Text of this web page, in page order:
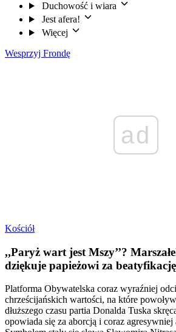
Duchowość i wiara
Jest afera!
Więcej
Wesprzyj Frondę
ad
Kościół
,,Paryż wart jest Mszy’’?
dziękuje papieżowi za
Platforma Obywatelska coraz wyraźniej
chrześcijańskich wartości, na które
dłuższego czasu partia Donalda Tuska
opowiada się za aborcją i coraz agresywniej